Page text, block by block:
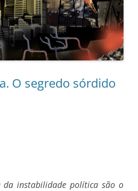
O segredo sórdido
da instabilidade política são o